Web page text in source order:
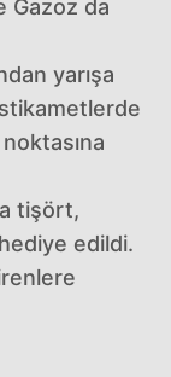
Gazoz da
yarışa
tişört,
edildi.